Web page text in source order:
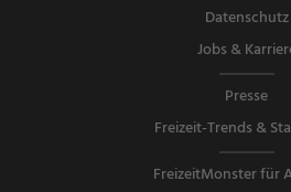
Datenschutz
Jobs &
Presse
Freizeit-Trends &
FreizeitMonster für